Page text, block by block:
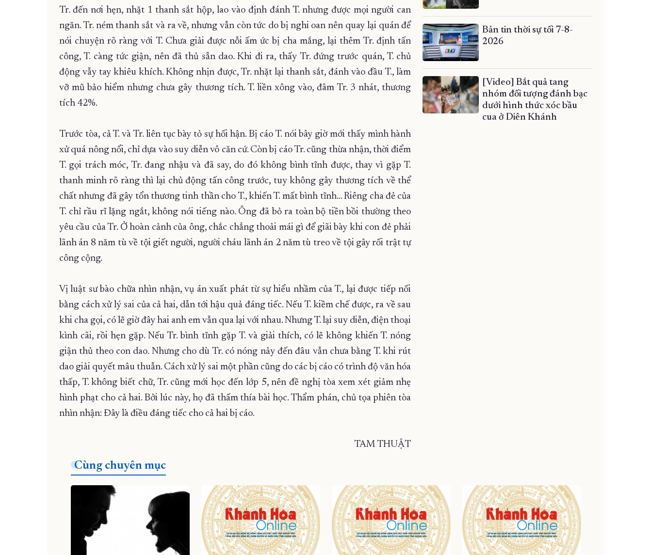
Tr. đến nơi hẹn, nhặt 1 thanh sắt hộp, lao vào định đánh T. nhưng được mọi người can
ngăn. Tr. ném thanh sắt và ra về, nhưng vẫn còn tức do bị nghi oan nên quay lại quán để
nói chuyện rõ ràng với T. Chưa giải được nỗi ấm ức bị cha mắng, lại thêm Tr. định tấn
công, T. càng tức giận, nên đã thủ sẵn dao. Khi đi ra, thấy Tr. đứng trước quán, T. chủ
động vẫy tay khiêu khích. Không nhịn được, Tr. nhặt lại thanh sắt, đánh vào đầu T., làm
vỡ mũ bảo hiểm nhưng chưa gây thương tích. T. liền xông vào, đâm Tr. 3 nhát, thương
tích 42%.
Trước tòa, cả T. và Tr. liên tục bày tỏ sự hối hận. Bị cáo T. nói bây giờ mới thấy mình hành
xử quá nông nổi, chỉ dựa vào suy diễn vô căn cứ. Còn bị cáo Tr. cũng thừa nhận, thời điểm
T. gọi trách móc, Tr. đang nhậu và đã say, do đó không bình tĩnh được, thay vì gặp T.
thanh minh rõ ràng thì lại chủ động tấn công trước, tuy không gây thương tích về thể
chất nhưng đã gây tổn thương tinh thần cho T., khiến T. mất bình tĩnh… Riêng cha đẻ của
T. chỉ rầu rĩ lặng ngắt, không nói tiếng nào. Ông đã bỏ ra toàn bộ tiền bồi thường theo
yêu cầu của Tr. Ở hoàn cảnh của ông, chắc chẳng thoải mái gì để giãi bày khi con đẻ phải
lãnh án 8 năm tù về tội giết người, người cháu lãnh án 2 năm tù treo về tội gây rối trật tự
công cộng.
Vị luật sư bào chữa nhìn nhận, vụ án xuất phát từ sự hiểu nhầm của T., lại được tiếp nối
bằng cách xử lý sai của cả hai, dẫn tới hậu quả đáng tiếc. Nếu T. kiềm chế được, ra về sau
khi cha gọi, có lẽ giờ đây hai anh em vẫn qua lại với nhau. Nhưng T. lại suy diễn, điện thoại
kình cãi, rồi hẹn gặp. Nếu Tr. bình tĩnh gặp T. và giải thích, có lẽ không khiến T. nóng
giận thủ theo con dao. Nhưng cho dù Tr. có nóng nảy đến đâu vẫn chưa bằng T. khi rút
dao giải quyết mâu thuẫn. Cách xử lý sai một phần cũng do các bị cáo có trình độ văn hóa
thấp, T. không biết chữ, Tr. cũng mới học đến lớp 5, nên đề nghị tòa xem xét giảm nhẹ
hình phạt cho cả hai. Bởi lúc này, họ đã thấm thía bài học. Thẩm phán, chủ tọa phiên tòa
nhìn nhận: Đây là điều đáng tiếc cho cả hai bị cáo.
TAM THUẬT
Bản tin thời sự tối 7-8-
2026
[Video] Bắt quả tang
nhóm đối tượng đánh bạc
dưới hình thức xóc bầu
cua ở Diên Khánh
Cùng chuyên mục